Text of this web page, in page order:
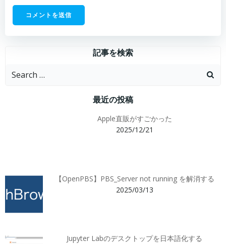
記事を検索
Search
最近の投稿
Apple直販がすごかった
2025/12/21
【OpenPBS】PBS_Server not running を解消する
2025/03/13
Jupyter Labのデスクトップを日本語化する